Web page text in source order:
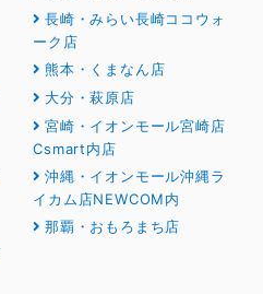
長崎・みらい長崎ココウォ
ーク店
熊本・くまなん店
大分・萩原店
宮崎・イオンモール宮崎店
Csmart内店
沖縄・イオンモール沖縄ラ
イカム店NEWCOM内
那覇・おもろまち店